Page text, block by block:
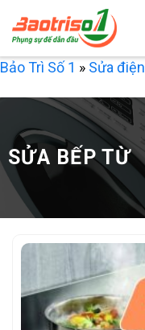
qua
nội
dung
Bảo Trì Số 1 » Sửa
SỬA BẾP TỪ